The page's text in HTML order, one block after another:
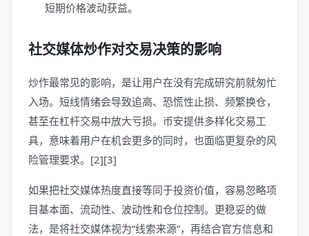
短期价格波动获益。
社交媒体炒作对交易决策的影响
炒作最常见的影响，是让用户在没有完成研究前就匆忙
入场。短线情绪会导致追高、恐慌性止损、频繁换仓，
甚至在杠杆交易中放大亏损。币安提供多样化交易工
具，意味着用户在机会更多的同时，也面临更复杂的风
险管理要求。[2][3]
如果把社交媒体热度直接等同于投资价值，容易忽略项
目基本面、流动性、波动性和仓位控制。更稳妥的做
法，是将社交媒体视为“线索来源”，再结合官方信息和